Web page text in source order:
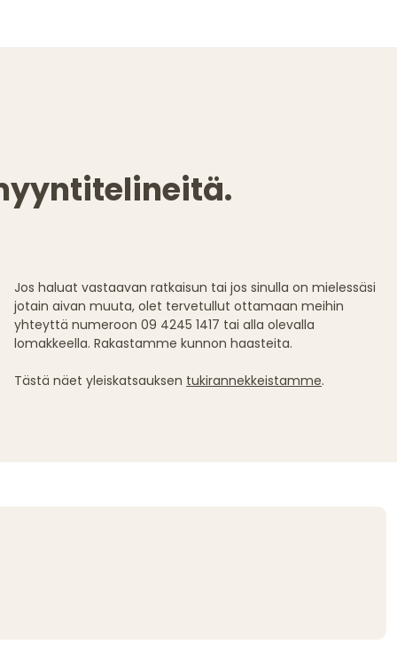
Jos haluat vastaavan ratkaisun tai jos sinulla on mielessäsi
jotain aivan muuta, olet tervetullut ottamaan meihin
yhteyttä numeroon 09 4245 1417 tai alla olevalla
lomakkeella. Rakastamme kunnon haasteita.
Tästä näet yleiskatsauksen tukirannekkeistamme.